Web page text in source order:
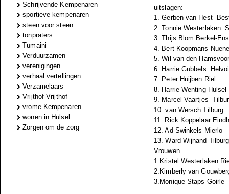
Schrijvende Kempenaren
sportieve kempenaren
steen voor steen
tonpraters
Tumaini
Verduurzamen
verenigingen
verhaal vertellingen
Verzamelaars
Vrijthof-Vrijthof
vrome Kempenaren
wonen in Hulsel
Zorgen om de zorg
uitslagen:
1. Gerben van Hest
2. Tonnie Westerlaken
3. Thijs Blom Berkel-
4. Bert Koopmans
5. Wil van den
6. Harrie Gubbels
7. Peter Huijben Riel
8. Harrie Wenting Hulsel
9. Marcel Vaartjes
10. van Wersch Tilburg
11. Rick Koppelaar
12. Ad Swinkels Mierlo
13. Ward Wijnand Tilburg
Vrouwen
1.Kristel Westerlaken
2.Kimberly van
3.Monique Staps Goirle